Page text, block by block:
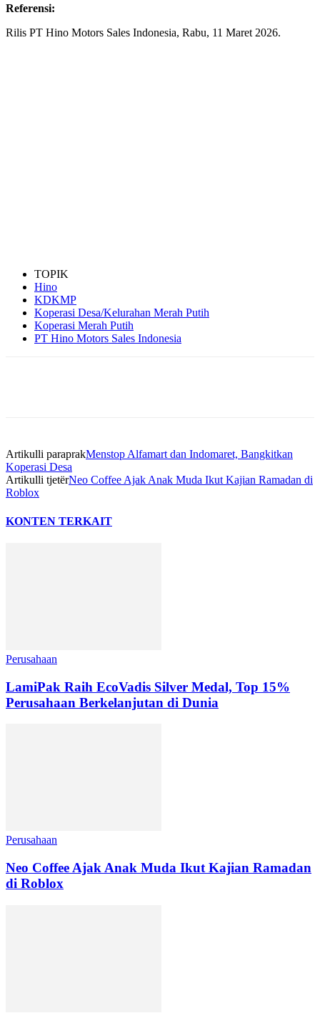
Referensi:
Rilis PT Hino Motors Sales Indonesia, Rabu, 11 Maret 2026.
TOPIK
Hino
KDKMP
Koperasi Desa/Kelurahan Merah Putih
Koperasi Merah Putih
PT Hino Motors Sales Indonesia
Artikulli paraprakMenstop Alfamart dan Indomaret, Bangkitkan
Koperasi Desa
Artikulli tjetërNeo Coffee Ajak Anak Muda Ikut Kajian Ramadan di
Roblox
KONTEN TERKAIT
Perusahaan
LamiPak Raih EcoVadis Silver Medal, Top 15%
Perusahaan Berkelanjutan di Dunia
Perusahaan
Neo Coffee Ajak Anak Muda Ikut Kajian Ramadan
di Roblox